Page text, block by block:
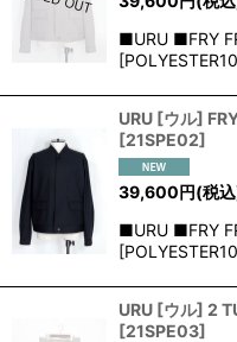
■URU ■FRY
URU [ウル]
[21SPE02]
39,600円(税
■URU ■FRY
URU [ウル] 2
[21SPE03]